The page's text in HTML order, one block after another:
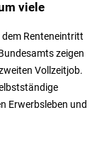
viele
Renteneintritt
zeigen
Vollzeitjob.
Erwerbsleben und